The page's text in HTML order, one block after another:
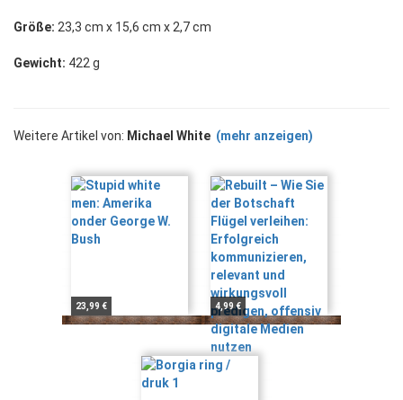
Größe: 23,3 cm x 15,6 cm x 2,7 cm
Gewicht: 422 g
Weitere Artikel von: Michael White (mehr anzeigen)
23,99 € 4,99 €